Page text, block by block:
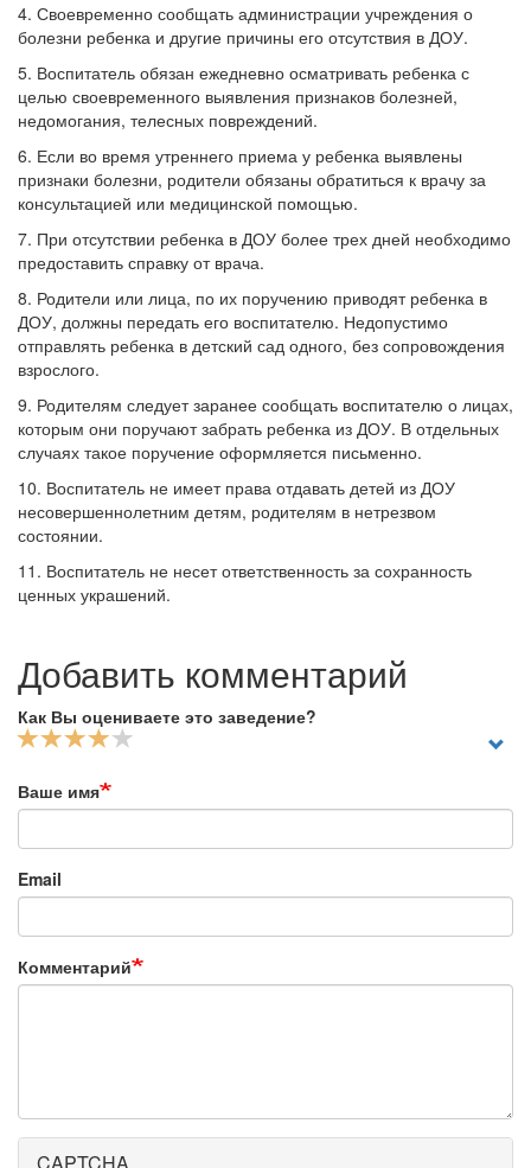
4. Своевременно сообщать администрации учреждения о
болезни ребенка и другие причины его отсутствия в ДОУ.
5. Воспитатель обязан ежедневно осматривать ребенка с
целью своевременного выявления признаков болезней,
недомогания, телесных повреждений.
6. Если во время утреннего приема у ребенка выявлены
признаки болезни, родители обязаны обратиться к врачу за
консультацией или медицинской помощью.
7. При отсутствии ребенка в ДОУ более трех дней необходимо
предоставить справку от врача.
8. Родители или лица, по их поручению приводят ребенка в
ДОУ, должны передать его воспитателю. Недопустимо
отправлять ребенка в детский сад одного, без сопровождения
взрослого.
9. Родителям следует заранее сообщать воспитателю о лицах,
которым они поручают забрать ребенка из ДОУ. В отдельных
случаях такое поручение оформляется письменно.
10. Воспитатель не имеет права отдавать детей из ДОУ
несовершеннолетним детям, родителям в нетрезвом
состоянии.
11. Воспитатель не несет ответственность за сохранность
ценных украшений.
Добавить комментарий
Как Вы оцениваете это заведение?
Ваше имя
Email
Комментарий